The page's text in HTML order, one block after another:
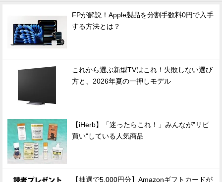
FPが解説！Apple製品を分割手数料0円で入手
する方法とは？
これから選ぶ新型TVはこれ！失敗しない選び
方と、2026年夏の一押しモデル
【iHerb】「迷ったらこれ！」みんなが"リピ
買い"している人気商品
【抽選で5,000円分】Amazonギフトカードが